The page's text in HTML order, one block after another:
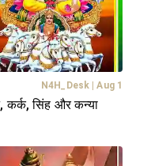
N4H_Desk | Aug 1
कर्क, सिंह और कन्या